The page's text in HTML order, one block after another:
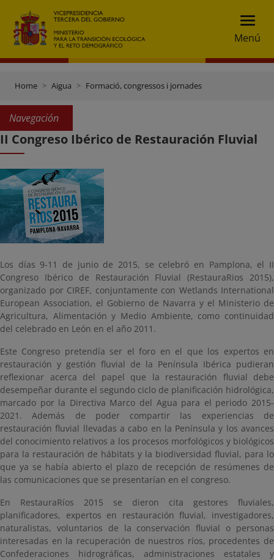
Menú
Home Aigua Formació, congressos i jornades
Navegación
II Congreso Ibérico de Restauración Fluvial
Los días 9-11 de junio de 2015, se celebró en Pamplona, el II
Congreso Ibérico de Restauración Fluvial (RestauraRios 2015),
organizado por CIREF, conjuntamente con Wetlands International
European Association, el Gobierno de Navarra y el Ministerio de
Agricultura, Alimentación y Medio Ambiente, como continuidad
del celebrado en León en el año 2011.
Este Congreso pretendía ser el foro en el que los expertos en
restauración y gestión fluvial de la Península Ibérica pudieran
reflexionar acerca del papel que la restauración fluvial debe
desempeñar durante el segundo ciclo de planificación hidrológica,
marcado por la Directiva Marco del Agua para el periodo 2015-
2021. Además de poder compartir las experiencias de
restauración fluvial llevadas a cabo en la Península y los avances
del conocimiento relativos a los procesos morfológicos y biológicos
para la restauración de hábitats y la biodiversidad fluvial, para lo
que ya se había abierto el plazo de recepción de resúmenes de
las comunicaciones que se presentarían en el congreso.
En RestauraRíos 2015 se dieron cita gestores fluviales,
planificadores, expertos en restauración fluvial, investigadores,
naturalistas, voluntarios de la conservación fluvial o personas
interesadas en la recuperación de nuestros ríos, procedentes de
Confederaciones hidrográficas, administraciones estatales y